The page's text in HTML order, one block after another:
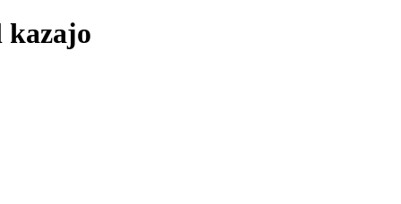
kazajo